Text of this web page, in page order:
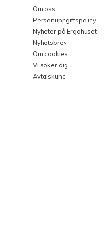
Om oss
Personuppgiftspolicy
Nyheter på Ergohuset
Nyhetsbrev
Om cookies
Vi söker dig
Avtalskund